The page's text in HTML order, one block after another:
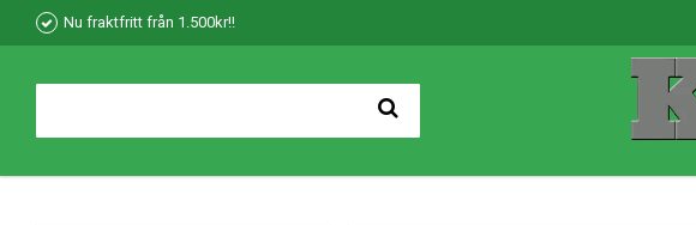
Nu fraktfritt från 1.500kr!!